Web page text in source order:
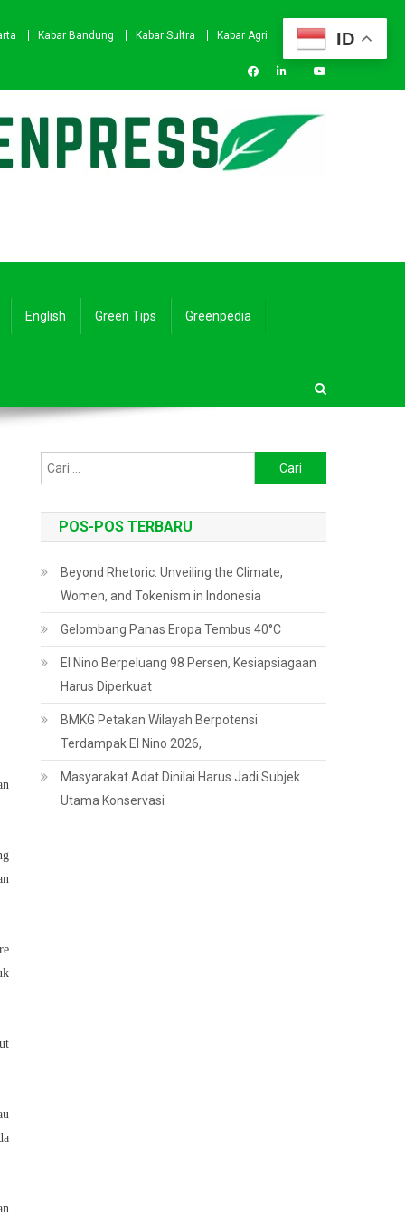
Kabar Bandung Kabar Sultra
Kabar Agri
English Green Tips Greenpedia
untuk:
POS-POS TERBARU
Beyond Rhetoric: Unveiling the Climate,
Women, and Tokenism in Indonesia
Gelombang Panas Eropa Tembus 40°C
El Nino Berpeluang 98 Persen, Kesiapsiagaan
Harus Diperkuat
BMKG Petakan Wilayah Berpotensi
Terdampak El Nino 2026,
Masyarakat Adat Dinilai Harus Jadi Subjek
Utama Konservasi
ID